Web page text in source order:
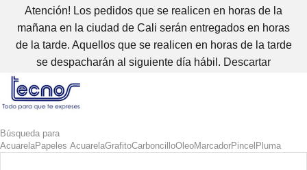
Atención! Los pedidos que se realicen en horas de la
mañana en la ciudad de Cali serán entregados en horas
de la tarde. Aquellos que se realicen en horas de la tarde
se despacharán al siguiente día hábil. Descartar
Búsqueda para
AcuarelaPapeles AcuarelaGrafitoCarboncilloOleoMarcadorPincel Pluma